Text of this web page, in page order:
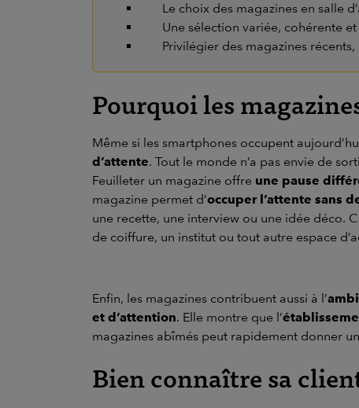
Le choix des magazines en salle
Une sélection variée, cohérente
Privilégier des magazines
Pourquoi les
Même si les smartphones occupent
d’attente. Tout le monde n’a pas envie de
Feuilleter un magazine offre une pause
magazine permet d’occuper l’attente sans
une recette, une interview ou une idée déco.
de coiffure, un institut ou tout autre espace
Enfin, les magazines contribuent aussi à l’
et d’attention. Elle montre que l’
magazines abîmés peut rapidement donner
Bien connaître sa